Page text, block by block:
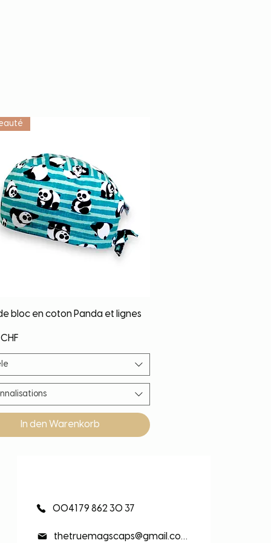
Schnellansicht
bloc en coton Panda et lignes
In den Warenkorb
0041 79 862 30 37
thetruemagscaps@gmail.com